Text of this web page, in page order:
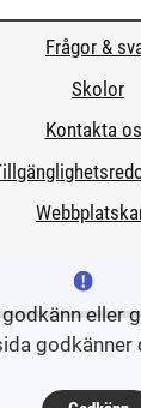
Frågor &
Skolor
Kontakta
eller